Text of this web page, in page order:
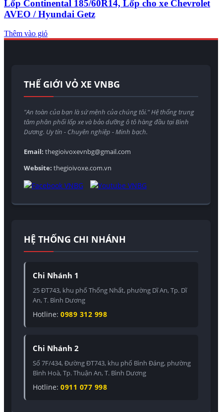
Lốp Continental 185/60R14, Lốp cho xe Chevrolet
AVEO / Hyundai Getz
Thêm vào giỏ
THẾ GIỚI VỎ XE VNBG
"An toàn của bạn là sứ mệnh của chúng tôi." Hệ thống trung
tâm phân phối lốp xe và bảo dưỡng ô tô hàng đầu tại Bình
Dương. Uy tín - Chuyên nghiệp - Minh bạch.
Email: thegioivoxevnbg@gmail.com
Website: thegioivoxe.com.vn
HỆ THỐNG CHI NHÁNH
Chi Nhánh 1
25 ĐT743, khu phố Thống Nhất, phường Dĩ An, Tp. Dĩ
An, T. Bình Dương
Hotline: 0989 312 998
Chi Nhánh 2
Số 7F/434, Đường ĐT743, khu phố Bình Đáng, phường
Bình Hoà, Tp. Thuận An, T. Bình Dương
Hotline: 0911 077 998